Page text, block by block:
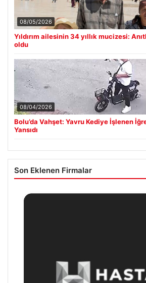
08/05/2026
Yıldırım ailesinin 34 yıllık mucizesi:
oldu
08/04/2026
Bolu’da Vahşet: Yavru Kediye İşlenen
Yansıdı
Son Eklenen Firmalar